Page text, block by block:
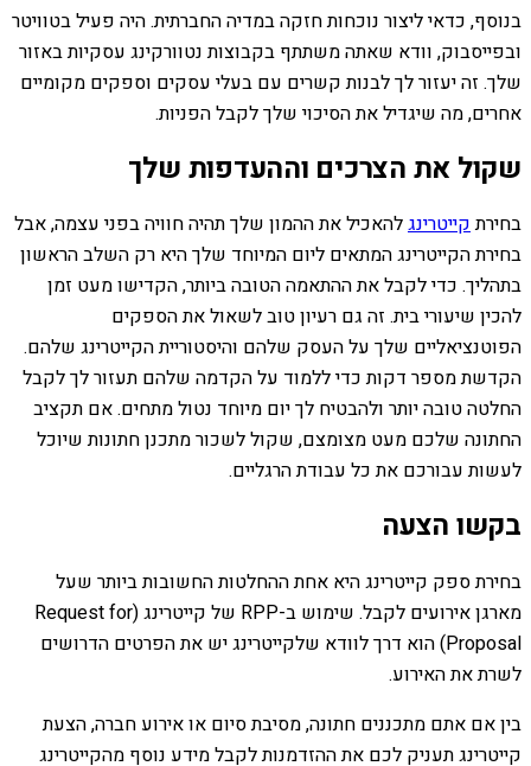
בנוסף, כדאי ליצור נוכחות חזקה במדיה החברתית. היה פעיל בטוויטר
ובפייסבוק, וודא שאתה משתתף בקבוצות נטוורקינג עסקיות באזור
שלך. זה יעזור לך לבנות קשרים עם בעלי עסקים וספקים מקומיים
אחרים, מה שיגדיל את הסיכוי שלך לקבל הפניות.
שקול את הצרכים וההעדפות שלך
בחירתקייטרינגלהאכיל את ההמון שלך תהיה חוויה בפני עצמה, אבל
בחירת הקייטרינג המתאים ליום המיוחד שלך היא רק השלב הראשון
בתהליך. כדי לקבל את ההתאמה הטובה ביותר, הקדישו מעט זמן
להכין שיעורי בית. זה גם רעיון טוב לשאול את הספקים
הפוטנציאליים שלך על העסק שלהם והיסטוריית הקייטרינג שלהם.
הקדשת מספר דקות כדי ללמוד על הקדמה שלהם תעזור לך לקבל
החלטה טובה יותר ולהבטיח לך יום מיוחד נטול מתחים. אם תקציב
החתונה שלכם מעט מצומצם, שקול לשכור מתכנן חתונות שיוכל
לעשות עבורכם את כל עבודת הרגליים.
בקשו הצעה
בחירת ספק קייטרינג היא אחת ההחלטות החשובות ביותר שעל
מארגן אירועים לקבל. שימוש ב-RPP של קייטרינג (Request for
Proposal) הוא דרך לוודא שלקייטרינג יש את הפרטים הדרושים
לשרת את האירוע.
בין אם אתם מתכננים חתונה, מסיבת סיום או אירוע חברה, הצעת
קייטרינג תעניק לכם את ההזדמנות לקבל מידע נוסף מהקייטרינג